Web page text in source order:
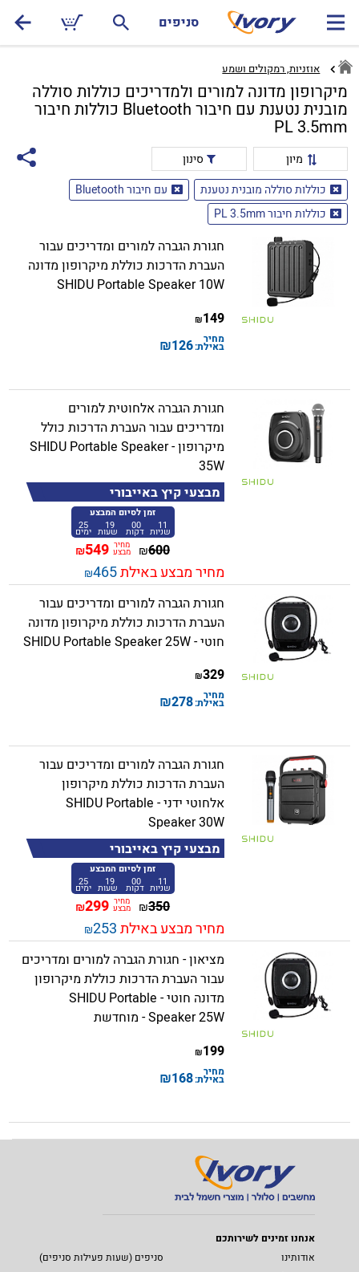
סניפים
אוזניות, רמקולים ושמע
מיקרופון מדונה למורים ולמדריכים כוללות סוללה
מובנית נטענת עם חיבור Bluetooth כוללות חיבור
PL 3.5mm
מיון
סינון
כוללות סוללה מובנית נטענת
עם חיבור Bluetooth
כוללות חיבור PL 3.5mm
חגורת הגברה למורים ומדריכים עבור
העברת הדרכות כוללת מיקרופון מדונה
SHIDU Portable Speaker 10W
149
₪
מחיר
באילת:126
₪
חגורת הגברה אלחוטית למורים
ומדריכים עבור העברת הדרכות כולל
מיקרופון - SHIDU Portable Speaker
35W
מבצעי קיץ באייבורי
זמן לסיום המבצע
11
שניות 00
דקות 19
שעות 25
ימים
600
₪ מחיר
מבצע 549
₪
מחיר מבצע באילת465
₪
חגורת הגברה למורים ומדריכים עבור
העברת הדרכות כוללת מיקרופון מדונה
חוטי - SHIDU Portable Speaker 25W
329
₪
מחיר
באילת:278
₪
חגורת הגברה למורים ומדריכים עבור
העברת הדרכות כוללת מיקרופון
אלחוטי ידני - SHIDU Portable
Speaker 30W
מבצעי קיץ באייבורי
זמן לסיום המבצע
11
שניות 00
דקות 19
שעות 25
ימים
350
₪ מחיר
מבצע 299
₪
מחיר מבצע באילת253
₪
מציאון - חגורת הגברה למורים ומדריכים
עבור העברת הדרכות כוללת מיקרופון
מדונה חוטי - SHIDU Portable
Speaker 25W - מוחדשת
199
₪
מחיר
באילת:168
₪
אנחנו זמינים לשירותכם
אודותינו
סניפים (שעות פעילות סניפים)